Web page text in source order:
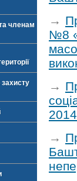
членам
захисту
→
№8
→
→